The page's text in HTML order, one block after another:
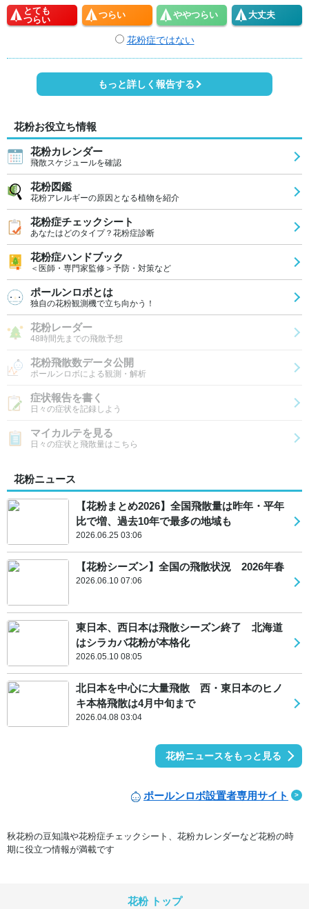
とても
つらい
つらい ややつらい 大丈夫
花粉症ではない
もっと詳しく報告する
花粉お役立ち情報
花粉カレンダー
飛散スケジュールを確認
花粉図鑑
花粉アレルギーの原因となる植物を紹介
花粉症チェックシート
あなたはどのタイプ？花粉症診断
花粉症ハンドブック
＜医師・専門家監修＞予防・対策など
ポールンロボとは
独自の花粉観測機で立ち向かう！
花粉レーダー
48時間先までの飛散予想
花粉飛散数データ公開
ポールンロボによる観測・解析
症状報告を書く
日々の症状を記録しよう
マイカルテを見る
日々の症状と飛散量はこちら
花粉ニュース
【花粉まとめ2026】全国飛散量は昨年・平年
比で増、過去10年で最多の地域も
2026.06.25 03:06
【花粉シーズン】全国の飛散状況 2026年春
2026.06.10 07:06
東日本、西日本は飛散シーズン終了 北海道
はシラカバ花粉が本格化
2026.05.10 08:05
北日本を中心に大量飛散 西・東日本のヒノ
キ本格飛散は4月中旬まで
2026.04.08 03:04
花粉ニュースをもっと見る
ポールンロボ設置者専用サイト
秋花粉の豆知識や花粉症チェックシート、花粉カレンダーなど花粉の時
期に役立つ情報が満載です
花粉 トップ